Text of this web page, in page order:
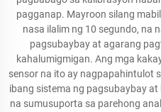
pagganap. Mayroon silang
nasa ilalim ng 10 segundo, na
pagsubaybay at agarang
kahalumigmigan. Ang mga
sensor na ito ay nagpapahintulot
ibang sistema ng pagsubaybay
na sumusuporta sa parehong